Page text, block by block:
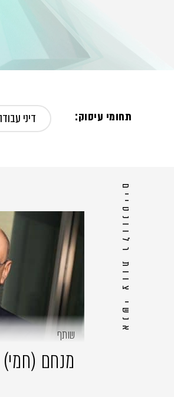
תחומי עיסוק: דיני
אנשי צוות רלוונטיים
שותף
מנחם (חמי)